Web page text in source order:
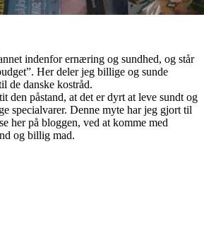
indenfor ernæring og sundhed, og står
Her deler jeg billige og sunde
de danske kostråd.
den påstand, at det er dyrt at leve sundt og
specialvarer. Denne myte har jeg gjort til
her på bloggen, ved at komme med
og billig mad.